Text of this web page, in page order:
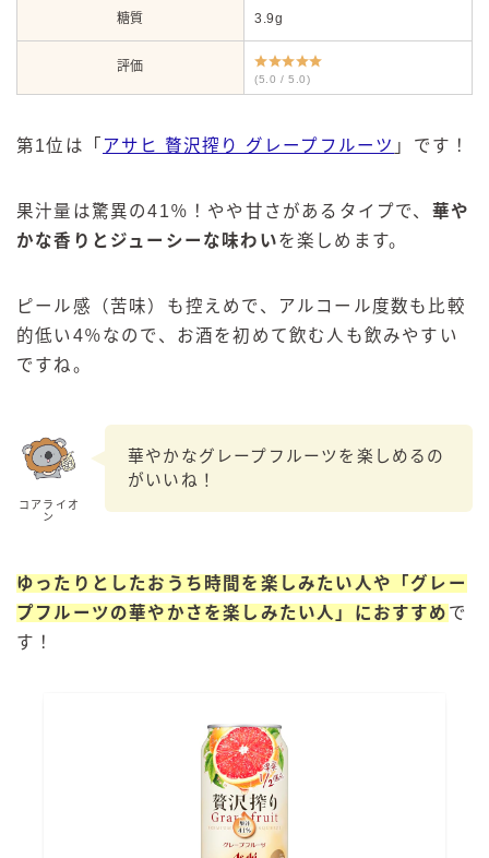
糖質 3.9g
評価
(5.0 / 5.0)
第1位は「 アサヒ 贅沢搾り グレープフルーツ 」です！
果汁量は驚異の41％！やや甘さがあるタイプで、 華や
かな香りとジューシーな味わいを楽しめます。
ピール感（苦味）も控えめで、アルコール度数も比較
的低い4％なので、お酒を初めて飲む人も飲みやすい
ですね。
コアライオ
ン
華やかなグレープフルーツを楽しめるの
がいいね！
ゆったりとしたおうち時間を楽しみたい人や「グレー
プフルーツの華やかさを楽しみたい人」におすすめ で
す！